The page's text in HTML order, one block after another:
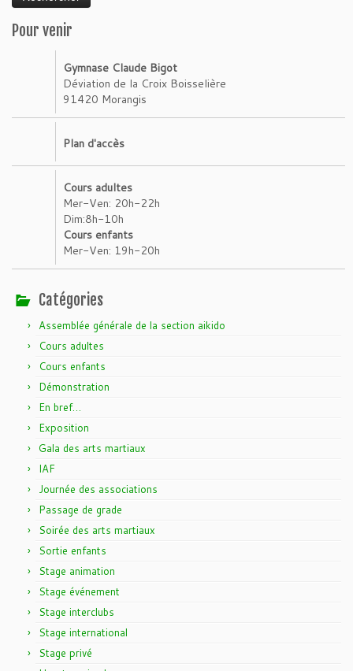
Pour venir
Gymnase Claude Bigot
Déviation de la Croix Boisselière
91420 Morangis
Plan d'accès
Cours adultes
Mer-Ven: 20h-22h
Dim:8h-10h
Cours enfants
Mer-Ven: 19h-20h
Catégories
Assemblée générale de la section aikido
Cours adultes
Cours enfants
Démonstration
En bref…
Exposition
Gala des arts martiaux
IAF
Journée des associations
Passage de grade
Soirée des arts martiaux
Sortie enfants
Stage animation
Stage événement
Stage interclubs
Stage international
Stage privé